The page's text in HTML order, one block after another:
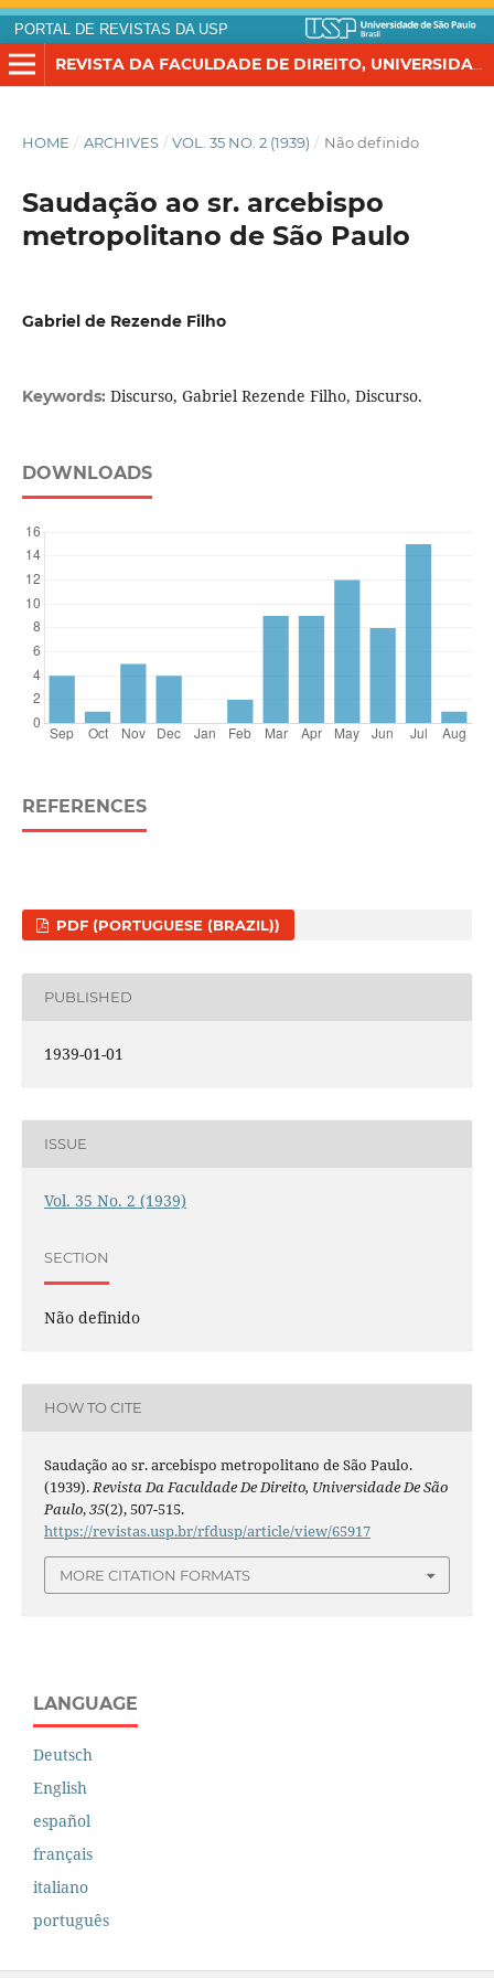
PORTAL DE REVISTAS DA USP
REVISTA DA FACULDADE DE DIREITO, UNIVERSIDADE DE SÃO PAULO
HOME / ARCHIVES / VOL. 35 NO. 2 (1939) / Não definido
Saudação ao sr. arcebispo
metropolitano de São Paulo
Gabriel de Rezende Filho
Keywords: Discurso, Gabriel Rezende Filho, Discurso.
DOWNLOADS
REFERENCES
PDF (PORTUGUESE (BRAZIL))
PUBLISHED
1939-01-01
ISSUE
Vol. 35 No. 2 (1939)
SECTION
Não definido
HOW TO CITE
Saudação ao sr. arcebispo metropolitano de São Paulo.
(1939).Revista Da Faculdade De Direito, Universidade De São
Paulo,35(2), 507-515.
https://revistas.usp.br/rfdusp/article/view/65917
MORE CITATION FORMATS
LANGUAGE
Deutsch
English
español
français
italiano
português